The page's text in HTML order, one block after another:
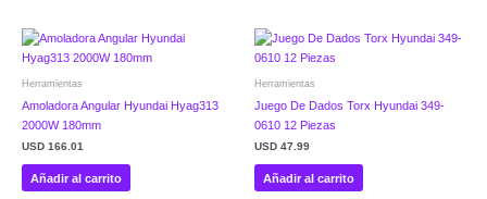
Herramientas
Amoladora Angular Hyundai Hyag313
2000W 180mm
USD 166.01
Añadir al carrito
Herramientas
Juego De Dados Torx Hyundai 349-
0610 12 Piezas
USD 47.99
Añadir al carrito